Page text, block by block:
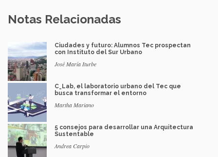
Notas Relacionadas
Ciudades y futuro: Alumnos Tec prospectan
con Instituto del Sur Urbano
José María Iturbe
C_Lab, el laboratorio urbano del Tec que
busca transformar el entorno
Martha Mariano
5 consejos para desarrollar una Arquitectura
Sustentable
Andrea Carpio